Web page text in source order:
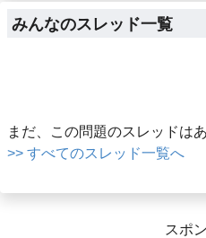
みんなのスレッド一覧
まだ、この問題のスレッドは
>> すべてのスレッド一覧へ
スポ